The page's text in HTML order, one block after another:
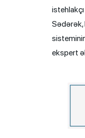
Sədərək,
ekspert